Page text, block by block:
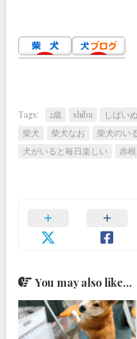
Tags: 2歳 shiba しばいぬ
柴犬
柴犬なお
柴犬のい
犬がいると毎日楽しい
赤
You may also like...